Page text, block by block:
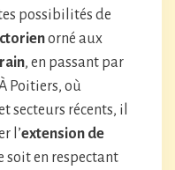
possibilités de
orné aux
, en passant par
Poitiers, où
secteurs récents, il
l’extension de
soit en respectant